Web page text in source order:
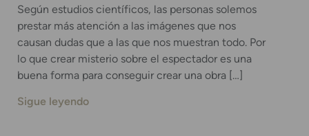
Según estudios científicos, las personas solemos
prestar más atención a las imágenes que nos
causan dudas que a las que nos muestran todo. Por
lo que crear misterio sobre el espectador es una
buena forma para conseguir crear una obra […]
Sigue leyendo